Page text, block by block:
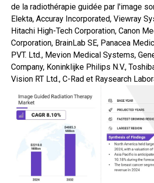
de la radiothérapie guidée par l'image
Elekta, Accuray Incorporated, Viewray
Hitachi High-Tech Corporation, Canon
Corporation, BrainLab SE, Panacea
PVT. Ltd., Mevion Medical Systems,
Company, Koninklijke Philips N.V.,
Vision RT Ltd., C-Rad et Raysearch